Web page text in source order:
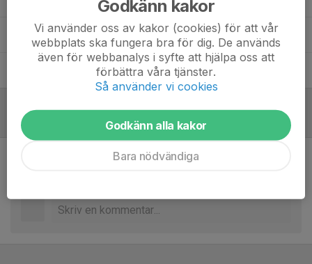
Niklas PetterssonTränare
Simon BoströmTränare
Referat
Godkänn kakor
Vi använder oss av kakor (cookies) för att vår
webbplats ska fungera bra för dig. De används
även för webbanalys i syfte att hjälpa oss att
förbättra våra tjänster.
Så använder vi cookies
Godkänn alla kakor
Bara nödvändiga